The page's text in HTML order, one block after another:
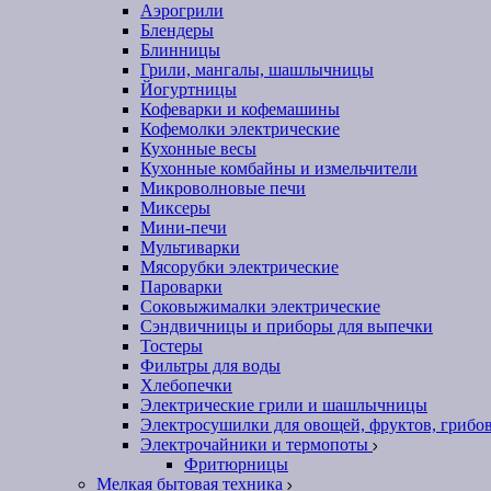
Аэрогрили
Блендеры
Блинницы
Грили, мангалы, шашлычницы
Йогуртницы
Кофеварки и кофемашины
Кофемолки электрические
Кухонные весы
Кухонные комбайны и измельчители
Микроволновые печи
Миксеры
Мини-печи
Мультиварки
Мясорубки электрические
Пароварки
Соковыжималки электрические
Сэндвичницы и приборы для выпечки
Тостеры
Фильтры для воды
Хлебопечки
Электрические грили и шашлычницы
Электросушилки для овощей, фруктов,
Электрочайники и термопоты
Фритюрницы
Мелкая бытовая техника